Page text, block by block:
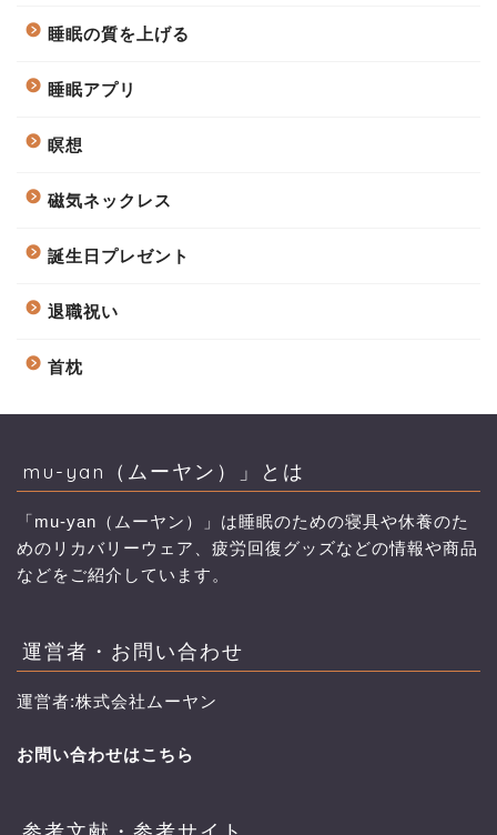
睡眠の質を上げる
睡眠アプリ
瞑想
磁気ネックレス
誕生日プレゼント
退職祝い
首枕
mu-yan（ムーヤン）」とは
「mu-yan（ムーヤン）」は睡眠のための寝具や休養のた
めのリカバリーウェア、疲労回復グッズなどの情報や商品
などをご紹介しています。
運営者・お問い合わせ
運営者:株式会社ムーヤン
お問い合わせはこちら